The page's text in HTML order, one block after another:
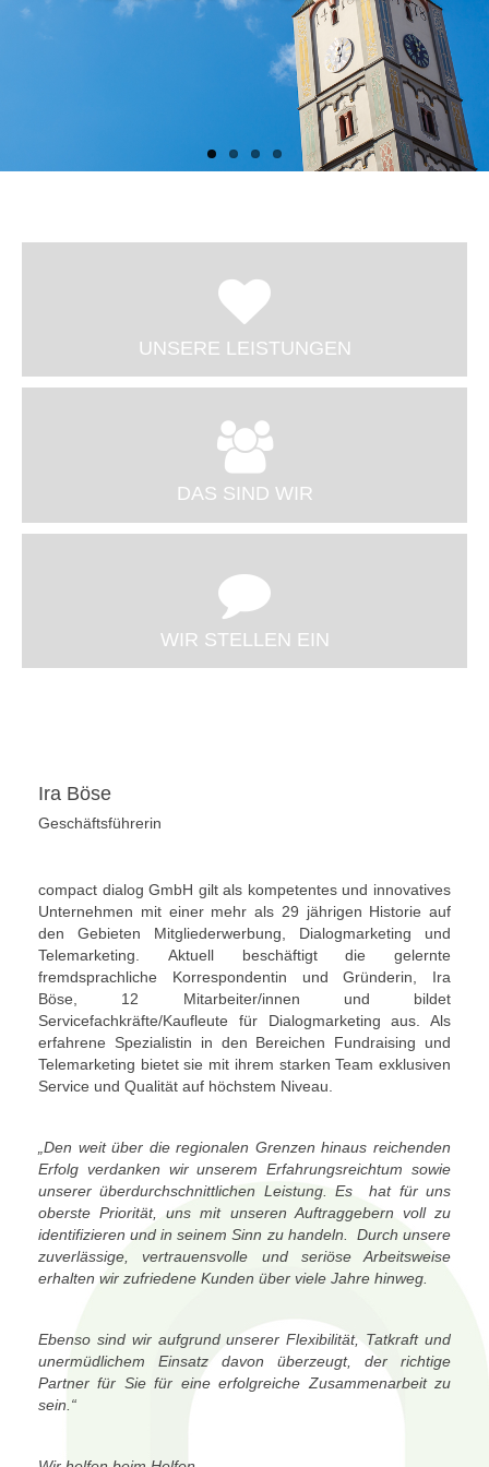
UNSERE LEISTUNGEN
DAS SIND WIR
WIR STELLEN EIN
Ira Böse
Geschäftsführerin
compact dialog GmbH gilt als kompetentes und innovatives
Unternehmen mit einer mehr als 29 jährigen Historie auf
den Gebieten Mitgliederwerbung, Dialogmarketing und
Telemarketing. Aktuell beschäftigt die gelernte
fremdsprachliche Korrespondentin und Gründerin, Ira
Böse, 12 Mitarbeiter/innen und bildet
Servicefachkräfte/Kaufleute für Dialogmarketing aus. Als
erfahrene Spezialistin in den Bereichen Fundraising und
Telemarketing bietet sie mit ihrem starken Team exklusiven
Service und Qualität auf höchstem Niveau.
„Den weit über die regionalen Grenzen hinaus reichenden
Erfolg verdanken wir unserem Erfahrungsreichtum sowie
unserer überdurchschnittlichen Leistung. Es hat für uns
oberste Priorität, uns mit unseren Auftraggebern voll zu
identifizieren und in seinem Sinn zu handeln. Durch unsere
zuverlässige, vertrauensvolle und seriöse Arbeitsweise
erhalten wir zufriedene Kunden über viele Jahre hinweg.
Ebenso sind wir aufgrund unserer Flexibilität, Tatkraft und
unermüdlichem Einsatz davon überzeugt, der richtige
Partner für Sie für eine erfolgreiche Zusammenarbeit zu
sein.“